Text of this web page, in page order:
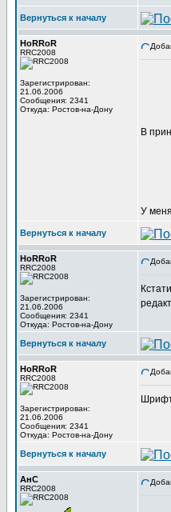
Вернуться к началу
HoRRoR
RRC2008
Зарегистрирован:
21.06.2006
Сообщения: 2341
Откуда: Ростов-на-Дону
В
У
Вернуться к началу
HoRRoR
RRC2008
Зарегистрирован:
21.06.2006
Сообщения: 2341
Откуда: Ростов-на-Дону
Вернуться к началу
HoRRoR
RRC2008
Зарегистрирован:
21.06.2006
Сообщения: 2341
Откуда: Ростов-на-Дону
Вернуться к началу
АнС
RRC2008